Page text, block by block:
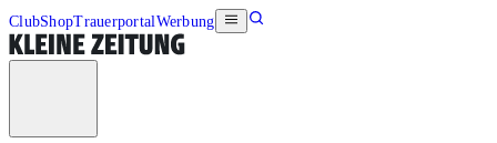
ClubShopTrauerportalWerbung